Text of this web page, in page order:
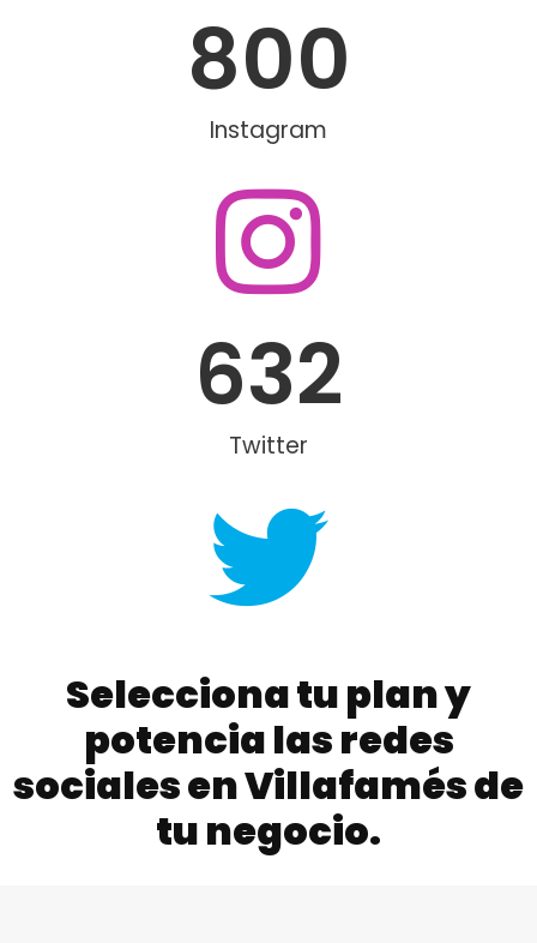
Instagram
800
Twitter
632
Selecciona tu plan y
potencia las redes
sociales en Villafamés de
tu negocio.